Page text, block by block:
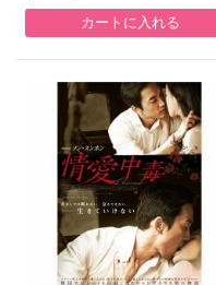
ルBOX 5000円シリーズ〉
カートに入れる